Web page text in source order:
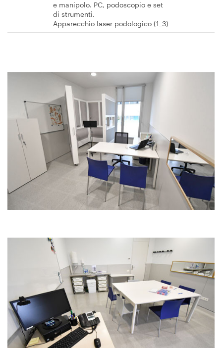
e manipolo. PC, podoscopio e set
di strumenti.
Apparecchio laser podologico (1_3)